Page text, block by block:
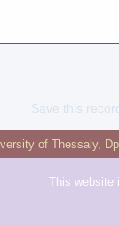
Save this
of Thessaly,
This website